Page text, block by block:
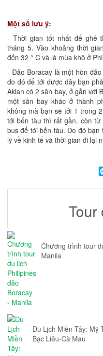
Một số lưu ý:
- Thời gian tốt nhất để ghé
tháng 5. Vào khoảng thời
đến 32 ° C và là mùa khô ở
- Đảo Boracay là một hòn
do đó để tới được đây bạn
Aklan có 2 sân bay, ở gần với
một sân bay khác ở thành
không mà bạn sẽ tới 1 trong
tới bến tàu thì rất gần, còn
bus để tới bến tàu. Do đó
lý về kinh tế và thời gian đi lại
Tour
Chương trình tour
Manila
Du Lịch Miền Tây: Mỹ
Bạc Liêu-Cà Mau